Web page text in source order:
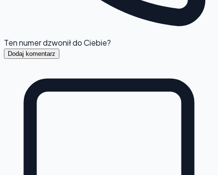
Ten numer dzwonił do Ciebie?
Dodaj komentarz